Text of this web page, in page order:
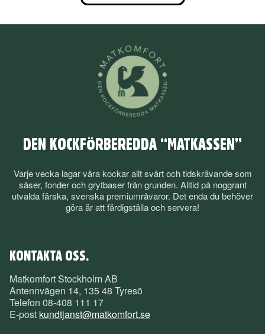
DEN KOCKFÖRBEREDDA “MATKASSEN”
Varje vecka lagar våra kockar allt svårt och tidskrävande som
såser, fonder och grytbaser från grunden. Alltid på noggrant
utvalda färska, svenska premiumråvaror. Det enda du behöver
göra är att färdigställa och servera!
KONTAKTA OSS.
Matkomfort Stockholm AB
Antennvägen 14, 135 48 Tyresö
Telefon 08-408 111 17
E-post kundtjanst@matkomfort.se